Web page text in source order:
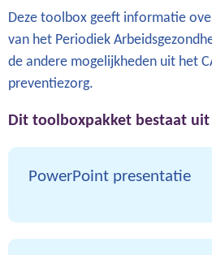
Deze toolbox geeft informatie
van het Periodiek
de andere mogelijkheden uit het
preventiezorg.
Dit toolboxpakket bestaat uit
PowerPoint presentatie